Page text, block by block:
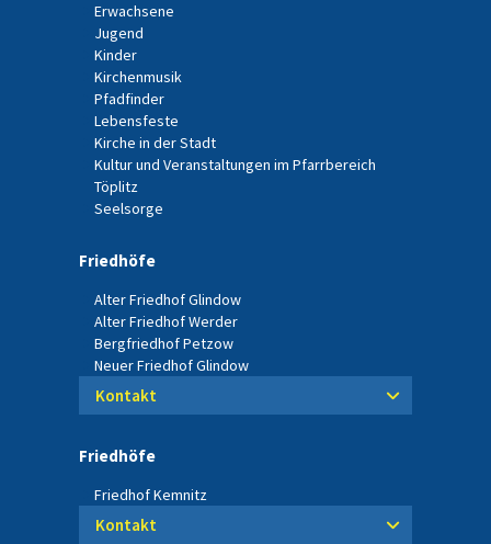
Erwachsene
Jugend
Kinder
Kirchenmusik
Pfadfinder
Lebensfeste
Kirche in der Stadt
Kultur und Veranstaltungen im Pfarrbereich
Töplitz
Seelsorge
Friedhöfe
Alter Friedhof Glindow
Alter Friedhof Werder
Bergfriedhof Petzow
Neuer Friedhof Glindow
Kontakt
Friedhöfe
Friedhof Kemnitz
Kontakt